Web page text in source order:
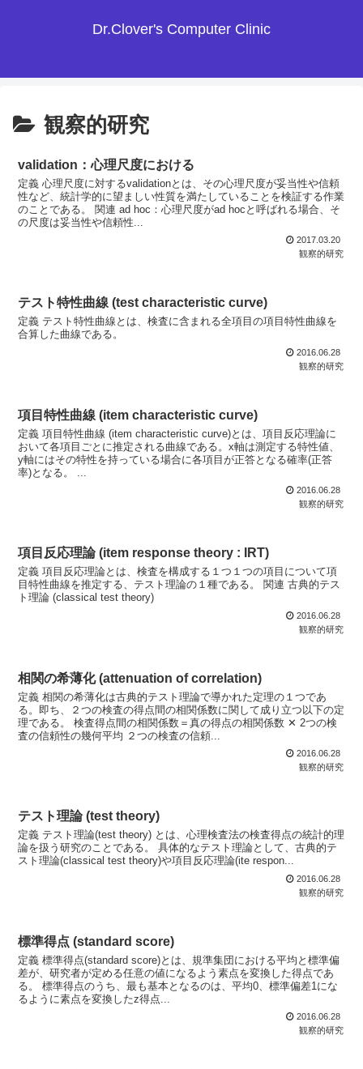
Dr.Clover's Computer Clinic
観察的研究
validation：心理尺度における
定義 心理尺度に対するvalidationとは、その心理尺度が妥当性や信頼
性など、統計学的に望ましい性質を満たしていることを検証する作業
のことである。 関連 ad hoc：心理尺度がad hocと呼ばれる場合、そ
の尺度は妥当性や信頼性...
2017.03.20
観察的研究
テスト特性曲線 (test characteristic curve)
定義 テスト特性曲線とは、検査に含まれる全項目の項目特性曲線を
合算した曲線である。
2016.06.28
観察的研究
項目特性曲線 (item characteristic curve)
定義 項目特性曲線 (item characteristic curve)とは、項目反応理論に
おいて各項目ごとに推定される曲線である。x軸は測定する特性値、
y軸にはその特性を持っている場合に各項目が正答となる確率(正答
率)となる。 ...
2016.06.28
観察的研究
項目反応理論 (item response theory : IRT)
定義 項目反応理論とは、検査を構成する１つ１つの項目について項
目特性曲線を推定する、テスト理論の１種である。 関連 古典的テス
ト理論 (classical test theory)
2016.06.28
観察的研究
相関の希薄化 (attenuation of correlation)
定義 相関の希薄化は古典的テスト理論で導かれた定理の１つであ
る。即ち、２つの検査の得点間の相関係数に関して成り立つ以下の定
理である。 検査得点間の相関係数＝真の得点の相関係数 ✕ 2つの検
査の信頼性の幾何平均 ２つの検査の信頼...
2016.06.28
観察的研究
テスト理論 (test theory)
定義 テスト理論(test theory) とは、心理検査法の検査得点の統計的理
論を扱う研究のことである。 具体的なテスト理論として、古典的テ
スト理論(classical test theory)や項目反応理論(ite respon...
2016.06.28
観察的研究
標準得点 (standard score)
定義 標準得点(standard score)とは、規準集団における平均と標準偏
差が、研究者が定める任意の値になるよう素点を変換した得点であ
る。 標準得点のうち、最も基本となるのは、平均0、標準偏差1にな
るように素点を変換したz得点...
2016.06.28
観察的研究